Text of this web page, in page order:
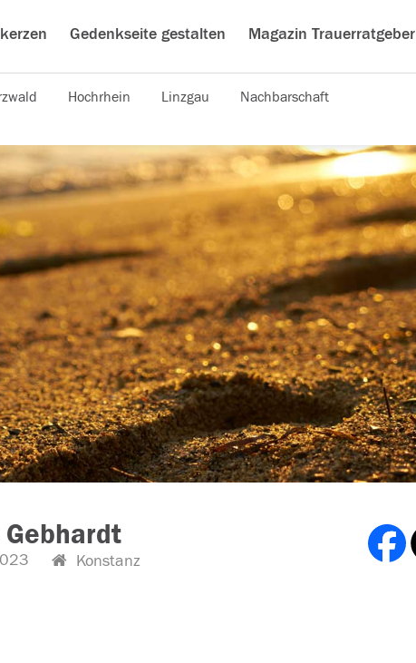
Gedenkseite gestalten Magazin Trauerratgeber
Hochrhein Linzgau Nachbarschaft
Konstanz